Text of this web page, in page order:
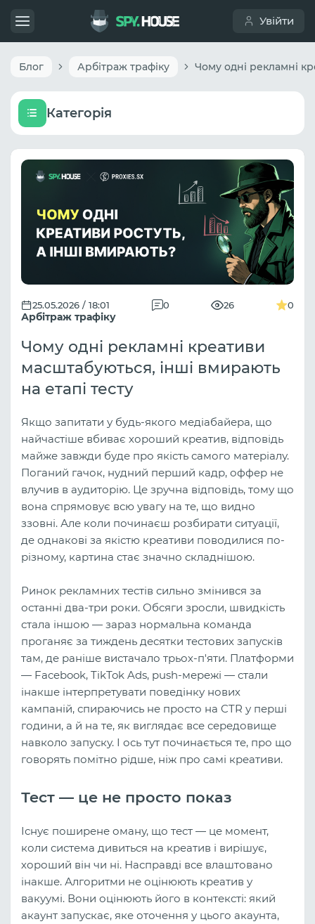
Увійти
Блог Арбітраж трафіку
Категорія
Арбітраж трафіку
25.05.2026 / 18:01 0 26 0
Чому одні рекламні креативи
масштабуються, інші вмирають
на етапі тесту
Якщо запитати у будь-якого медіабайера, що
найчастіше вбиває хороший креатив, відповідь
майже завжди буде про якість самого матеріалу.
Поганий гачок, нудний перший кадр, оффер не
влучив в аудиторію. Це зручна відповідь, тому що
вона спрямовує всю увагу на те, що видно
ззовні. Але коли починаєш розбирати ситуації,
де однакові за якістю креативи поводилися по-
різному, картина стає значно складнішою.
Ринок рекламних тестів сильно змінився за
останні два-три роки. Обсяги зросли, швидкість
стала іншою — зараз нормальна команда
проганяє за тиждень десятки тестових запусків
там, де раніше вистачало трьох-п'яти. Платформи
— Facebook, TikTok Ads, push-мережі — стали
інакше інтерпретувати поведінку нових
кампаній, спираючись не просто на CTR у перші
години, а й на те, як виглядає все середовище
навколо запуску. І ось тут починається те, про що
говорять помітно рідше, ніж про самі креативи.
Тест — це не просто показ
Існує поширене оману, що тест — це момент,
коли система дивиться на креатив і вирішує,
хороший він чи ні. Насправді все влаштовано
інакше. Алгоритми не оцінюють креатив у
вакуумі. Вони оцінюють його в контексті: який
акаунт запускає, яке оточення у цього акаунта,